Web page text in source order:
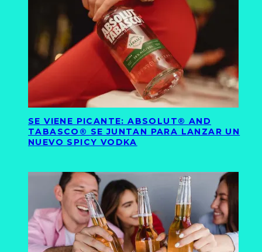
SE VIENE PICANTE: ABSOLUT® AND
TABASCO® SE JUNTAN PARA LANZAR UN
NUEVO SPICY VODKA